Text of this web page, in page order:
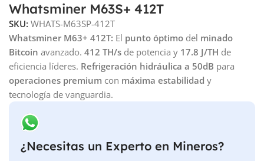
Whatsminer M63S+ 412T
SKU: WHATS-M63SP-412T
Whatsminer M63+ 412T: El punto óptimo del minado
Bitcoin avanzado. 412 TH/s de potencia y 17.8 J/TH de
eficiencia líderes. Refrigeración hidráulica a 50dB para
operaciones premium con máxima estabilidad y
tecnología de vanguardia.
¿Necesitas un Experto en Mineros?